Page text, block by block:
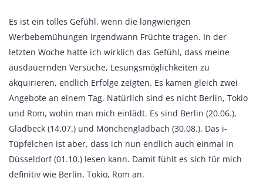
Es ist ein tolles Gefühl, wenn die langwierigen
Werbebemühungen irgendwann Früchte tragen. In der
letzten Woche hatte ich wirklich das Gefühl, dass meine
ausdauernden Versuche, Lesungsmöglichkeiten zu
akquirieren, endlich Erfolge zeigten. Es kamen gleich zwei
Angebote an einem Tag. Natürlich sind es nicht Berlin, Tokio
und Rom, wohin man mich einlädt. Es sind Berlin (20.06.),
Gladbeck (14.07.) und Mönchengladbach (30.08.). Das i-
Tüpfelchen ist aber, dass ich nun endlich auch einmal in
Düsseldorf (01.10.) lesen kann. Damit fühlt es sich für mich
definitiv wie Berlin, Tokio, Rom an.